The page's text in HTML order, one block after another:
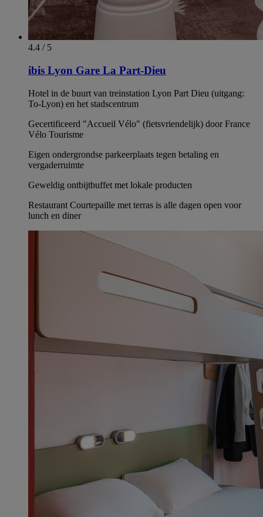
4.4 / 5
ibis Lyon Gare La Part-Dieu
Hotel in de buurt van treinstation Lyon Part Dieu (uitgang:
To-Lyon) en het stadscentrum
Gecertificeerd "Accueil Vélo" (fietsvriendelijk) door France
Vélo Tourisme
Eigen ondergrondse parkeerplaats tegen betaling en
vergaderruimte
Geweldig ontbijtbuffet met lokale producten
Restaurant Courtepaille met terras is alle dagen open voor
lunch en diner